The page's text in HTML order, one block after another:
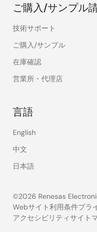
ご購入/サンプル
技術サポート
ご購入/サンプル
在庫確認
営業所・代理店
言語
English
中文
日本語
©2026 Renesas
Legal
Webサイト利用条件プラ
アクセシビリティサイト